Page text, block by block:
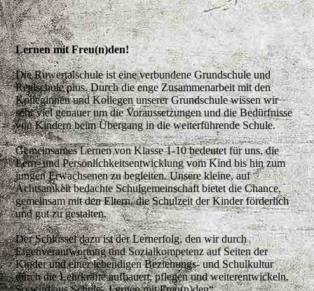
Lernen mit Freu(n)den!
Die Ruwertalschule ist eine verbundene Grundschule und
Realschule plus. Durch die enge Zusammenarbeit mit den
Kolleginnen und Kollegen unserer Grundschule wissen wir
sehr viel genauer um die Voraussetzungen und die Bedürfnisse
von Kindern beim Übergang in die weiterführende Schule.
Gemeinsames Lernen von Klasse 1-10 bedeutet für uns, die
Lern- und Persönlichkeitsentwicklung vom Kind bis hin zum
jungen Erwachsenen zu begleiten. Unsere kleine, auf
Achtsamkeit bedachte Schulgemeinschaft bietet die Chance,
gemeinsam mit den Eltern, die Schulzeit der Kinder förderlich
und gut zu gestalten.
Der Schlüssel dazu ist der Lernerfolg, den wir durch
Eigenverantwortung und Sozialkompetenz auf Seiten der
Kinder und einer lebendigen Beziehungs- und Schulkultur
durch die Lehrkräfte aufbauen, pflegen und weiterentwickeln.